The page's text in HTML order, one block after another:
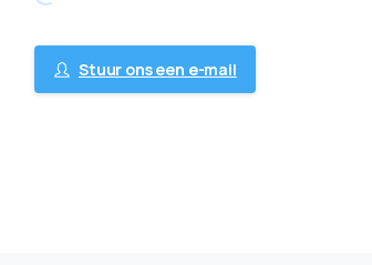
Stuur ons een e-mail